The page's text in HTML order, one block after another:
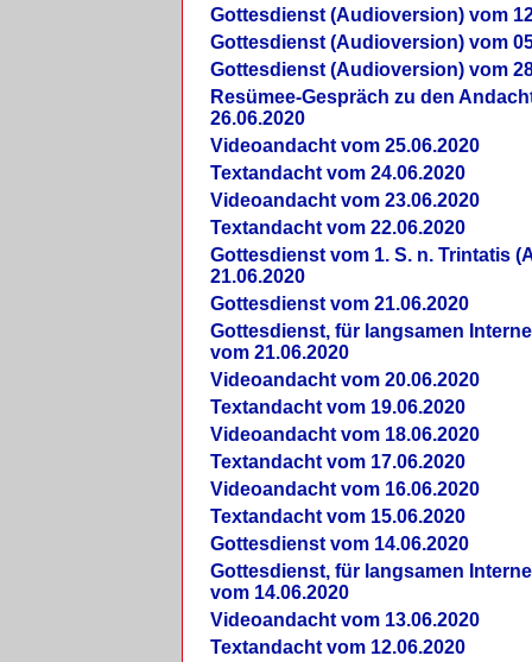
Gottesdienst (Audioversion) vom
Gottesdienst (Audioversion) vom
Gottesdienst (Audioversion) vom
Re­sü­mee-Gespräch zu den
26.06.2020
Videoandacht vom 25.06.2020
Textandacht vom 24.06.2020
Videoandacht vom 23.06.2020
Textandacht vom 22.06.2020
Gottesdienst vom 1. S. n. Trintatis
21.06.2020
Gottesdienst vom 21.06.2020
Gottesdienst, für langsamen
vom 21.06.2020
Videoandacht vom 20.06.2020
Textandacht vom 19.06.2020
Videoandacht vom 18.06.2020
Textandacht vom 17.06.2020
Videoandacht vom 16.06.2020
Textandacht vom 15.06.2020
Gottesdienst vom 14.06.2020
Gottesdienst, für langsamen
vom 14.06.2020
Videoandacht vom 13.06.2020
Textandacht vom 12.06.2020